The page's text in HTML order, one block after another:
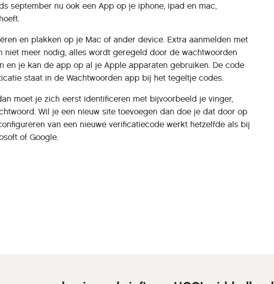
september nu ook een App op je iphone, ipad en mac,
en plakken op je Mac of ander device. Extra aanmelden met
niet meer nodig, alles wordt geregeld door de wachtwoorden
en je kan de app op al je Apple apparaten gebruiken. De code
staat in de Wachtwoorden app bij het tegeltje codes.
moet je zich eerst identificeren met bijvoorbeeld je vinger,
Wil je een nieuw site toevoegen dan doe je dat door op
van een nieuwe verificatiecode werkt hetzelfde als bij
of Google.